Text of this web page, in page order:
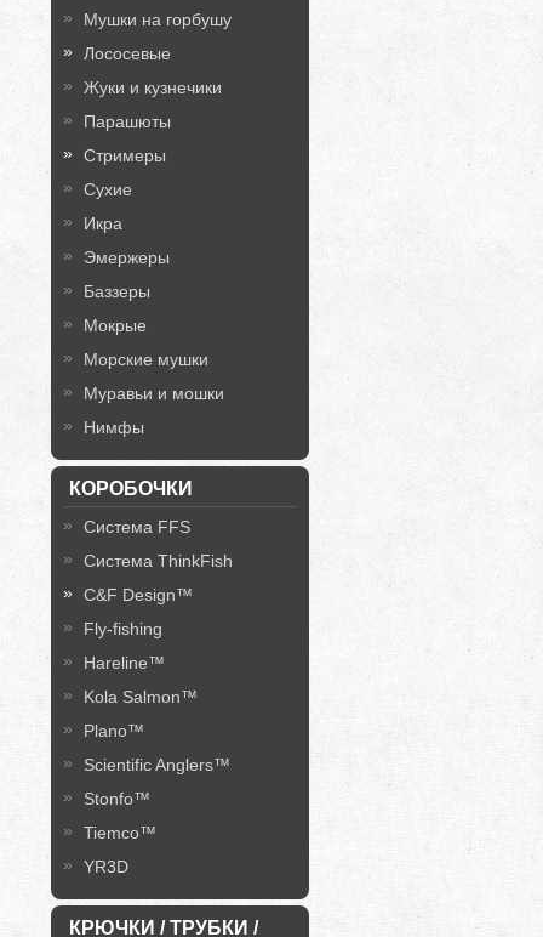
Мушки на горбушу
Лососевые
Жуки и кузнечики
Парашюты
Стримеры
Сухие
Икра
Эмержеры
Баззеры
Мокрые
Морские мушки
Муравьи и мошки
Нимфы
КОРОБОЧКИ
Система FFS
Система ThinkFish
C&F Design™
Fly-fishing
Hareline™
Kola Salmon™
Plano™
Scientific Anglers™
Stonfo™
Tiemco™
YR3D
КРЮЧКИ / ТРУБКИ /